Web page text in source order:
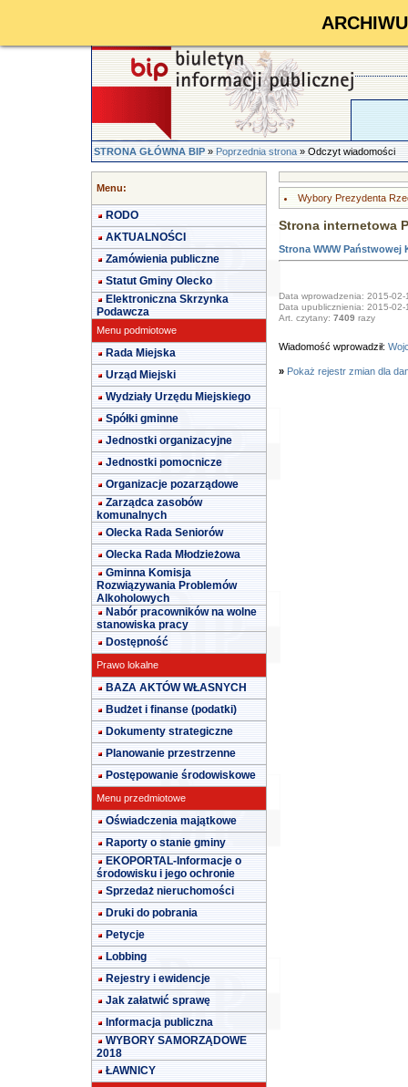
STRONA GŁÓWNA BIP»Poprzednia strona» Odczyt wiadomości
Menu:
RODO
AKTUALNOŚCI
Zamówienia publiczne
Statut Gminy Olecko
Elektroniczna Skrzynka
Podawcza
Menu podmiotowe
Rada Miejska
Urząd Miejski
Wydziały Urzędu Miejskiego
Spółki gminne
Jednostki organizacyjne
Jednostki pomocnicze
Organizacje pozarządowe
Zarządca zasobów
komunalnych
Olecka Rada Seniorów
Olecka Rada Młodzieżowa
Gminna Komisja
Rozwiązywania Problemów
Alkoholowych
Nabór pracowników na wolne
stanowiska pracy
Dostępność
Prawo lokalne
BAZA AKTÓW WŁASNYCH
Budżet i finanse (podatki)
Dokumenty strategiczne
Planowanie przestrzenne
Postępowanie środowiskowe
Menu przedmiotowe
Oświadczenia majątkowe
Raporty o stanie gminy
EKOPORTAL-Informacje o
środowisku i jego ochronie
Sprzedaż nieruchomości
Druki do pobrania
Petycje
Lobbing
Rejestry i ewidencje
Jak załatwić sprawę
Informacja publiczna
WYBORY SAMORZĄDOWE
2018
ŁAWNICY
Wybory Prezydenta
Strona internetowa
Strona WWW Państwowej
Data wprowadzenia: 2015-02-
Data upublicznienia: 2015-02-
Art. czytany: 7409 razy
Wiadomość wprowadził:
» Pokaż rejestr zmian dla